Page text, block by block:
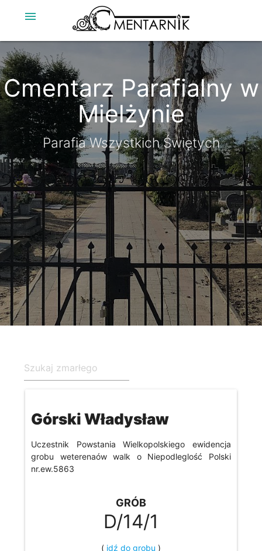
menu
Cmentarz Parafialny w
Mielżynie
Parafia Wszystkich Świętych
Górski Władysław
Uczestnik Powstania Wielkopolskiego ewidencja
grobu weterenaów walk o Niepodleglość Polski
nr.ew.5863
GRÓB
D/14/1
( idź do grobu )